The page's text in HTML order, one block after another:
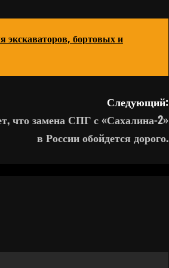
бортовых и
Следующий:
что замена СПГ с «Сахалина-2»
в России обойдется дорого.